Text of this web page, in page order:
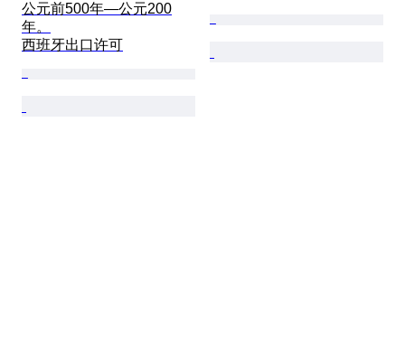
公元前500年—公元200
年。
西班牙出口许可